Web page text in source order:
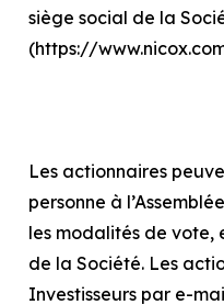
siège social de la
(https://
Les actionnaires
personne à
les modalités de vote,
de la Société. Les
Investisseurs par e-